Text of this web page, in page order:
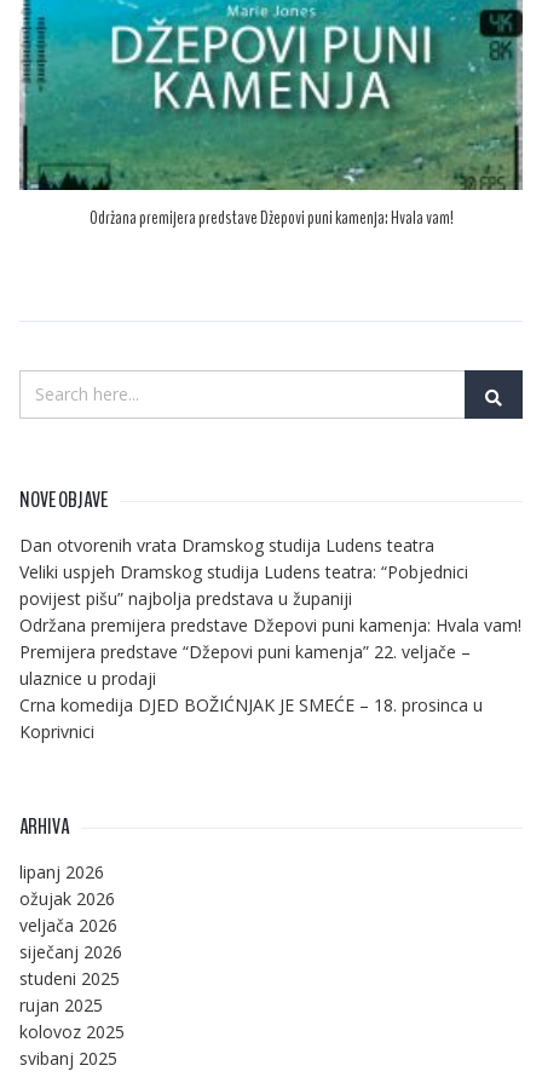
Održana premijera predstave Džepovi puni kamenja: Hvala vam!
NOVE OBJAVE
Dan otvorenih vrata Dramskog studija Ludens teatra
Veliki uspjeh Dramskog studija Ludens teatra: “Pobjednici
povijest pišu” najbolja predstava u županiji
Održana premijera predstave Džepovi puni kamenja: Hvala vam!
Premijera predstave “Džepovi puni kamenja” 22. veljače –
ulaznice u prodaji
Crna komedija DJED BOŽIĆNJAK JE SMEĆE – 18. prosinca u
Koprivnici
ARHIVA
lipanj 2026
ožujak 2026
veljača 2026
siječanj 2026
studeni 2025
rujan 2025
kolovoz 2025
svibanj 2025